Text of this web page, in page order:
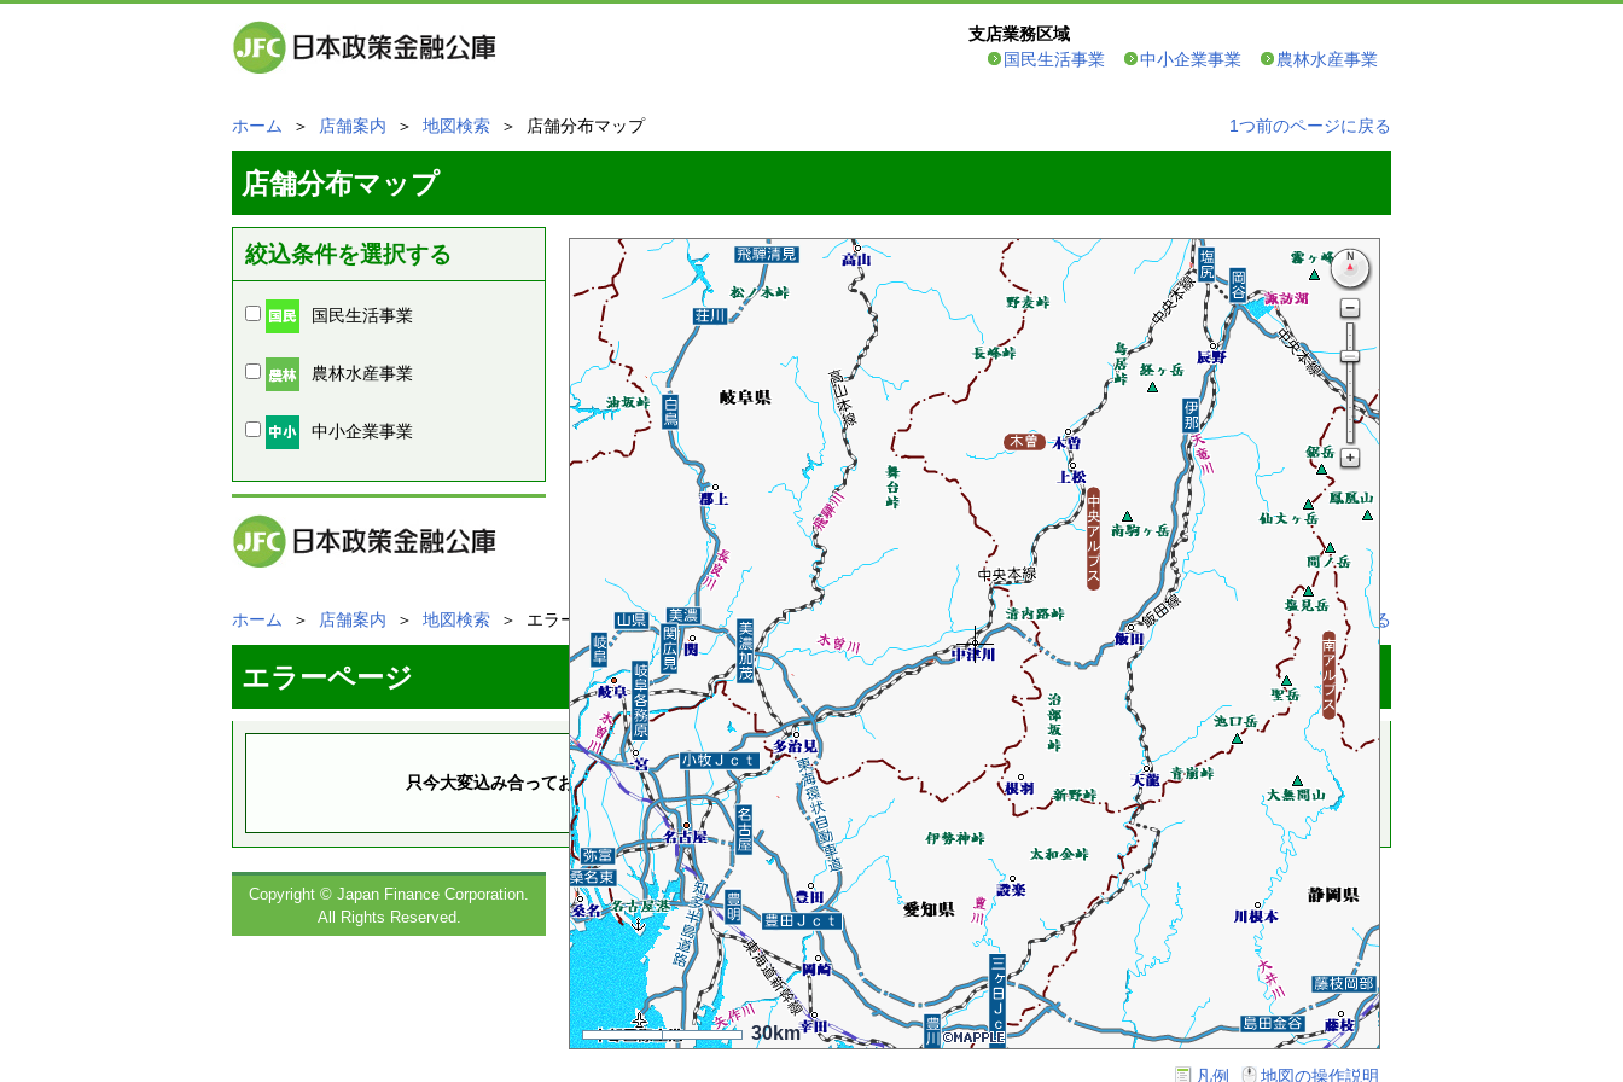
支店業務区域
国民生活事業
中小企業事業 農林水産事業
ホーム ＞ 店舗案内 ＞ 地図検索 ＞ 店舗分布マップ 1つ前のページに戻る
店舗分布マップ
30km
凡例 地図の操作説明
絞込条件を選択する
国民生活事業
農林水産事業
中小企業事業
支店業務区域
国民生活事業
中小企業事業 農林水産事業
ホーム ＞ 店舗案内 ＞ 地図検索 ＞ エラーページ 1つ前のページに戻る
エラーページ
只今大変込み合っております。大変申し訳ございませんが、暫くしてからもう一度アクセスしてください。
Copyright © Japan Finance Corporation.
All Rights Reserved.